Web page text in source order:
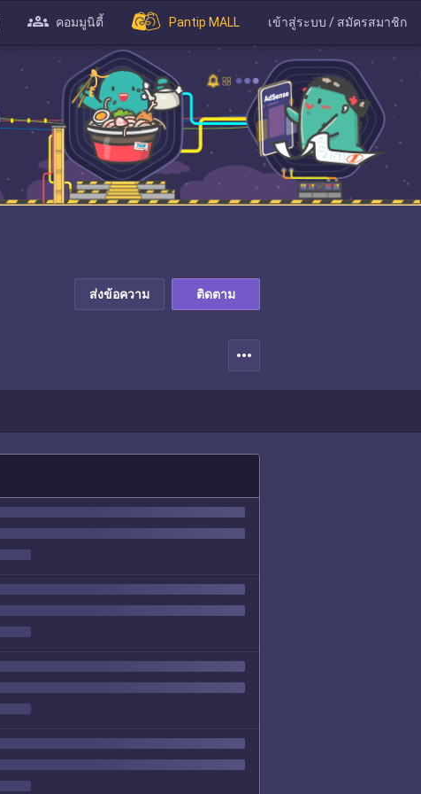
คอมมูนิตี้ Pantip MALL เข้าสู่ระบบ / สมัครสมาชิก
ส่งข้อความ ติดตาม
more_horiz